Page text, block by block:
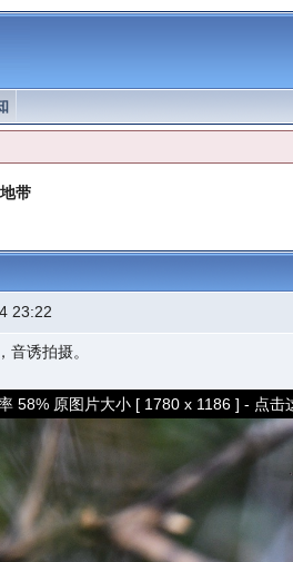
带
23:22
音诱拍摄。
58% 原图片大小 [ 1780 x 1186 ] - 点击